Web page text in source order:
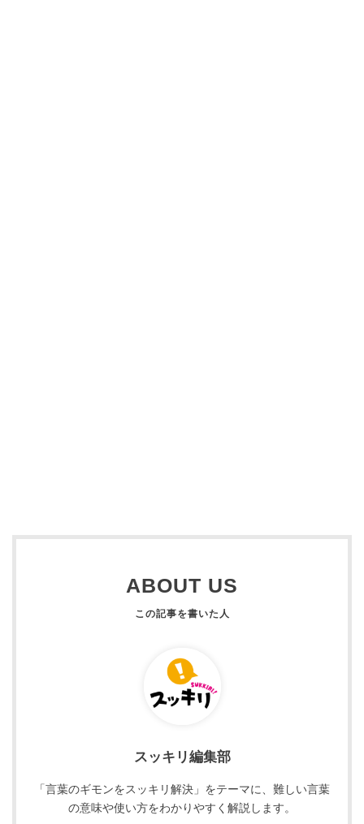
ABOUT US
スッキリ編集部
「言葉のギモンをスッキリ解決」をテーマに、難しい言葉
の意味や使い方をわかりやすく解説します。